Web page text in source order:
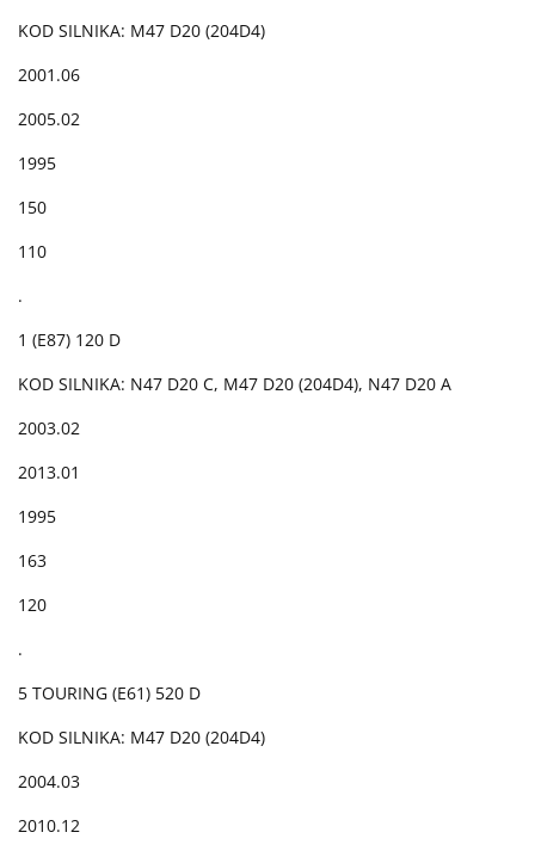
KOD SILNIKA: M47 D20 (204D4)
2001.06
2005.02
1995
150
110
.
1 (E87) 120 D
KOD SILNIKA: N47 D20 C, M47 D20 (204D4), N47 D20 A
2003.02
2013.01
1995
163
120
.
5 TOURING (E61) 520 D
KOD SILNIKA: M47 D20 (204D4)
2004.03
2010.12